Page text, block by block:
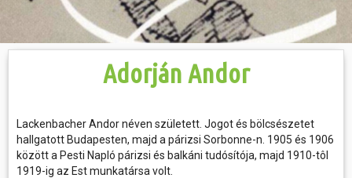
Adorján Andor
Lackenbacher Andor néven született. Jogot és bölcsészetet
hallgatott Budapesten, majd a párizsi Sorbonne-n. 1905 és 1906
között a Pesti Napló párizsi és balkáni tudósítója, majd 1910-tôl
1919-ig az Est munkatársa volt.